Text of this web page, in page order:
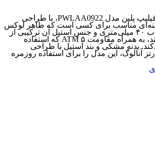
ساعت مچی مردانه فیلیپ پلین مدل PWLAA0922، با طراحی
مناسب برای کسی است که ظاهر لوکس
و مدرن می‌پسندد. قاب ۴۰ میلی‌متری و جنس استیل آن ترکیبی از
استایل و کاربرد هستند، به همراه مقاومت ۵ ATM که استفاده
بدنه مشکی و بند استیل با طراحی
آنالوگ، این مدل را برای استفاده روزمره